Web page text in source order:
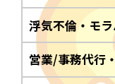
浮気不倫・モ
営業/事務代行